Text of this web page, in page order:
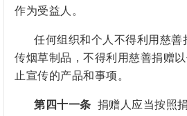
作为受益人。
任何组织和个人不得利用慈善
传烟草制品，不得利用慈善捐赠
止宣传的产品和事项。
第四十一条 捐赠人应当按照